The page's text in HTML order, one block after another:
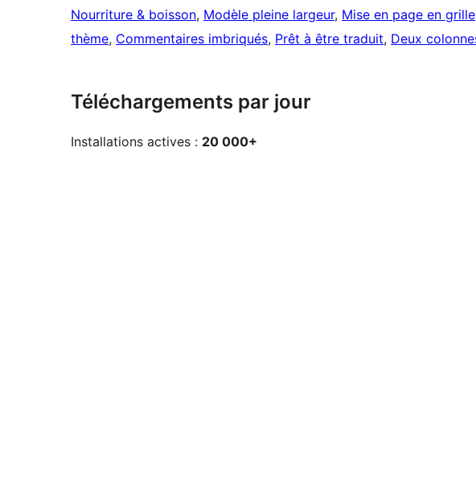
Nourriture & boisson, Modèle pleine largeur, Mise en page en grille
thème, Commentaires imbriqués, Prêt à être traduit, Deux
Téléchargements par jour
Installations actives : 20 000+